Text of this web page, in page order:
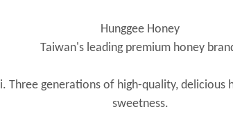
Hunggee Honey
Taiwan's leading premium honey
Three generations of high-quality,
sweetness.